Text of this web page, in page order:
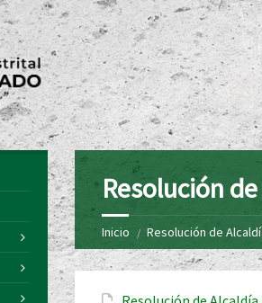
Resolución
Inicio Resolución de